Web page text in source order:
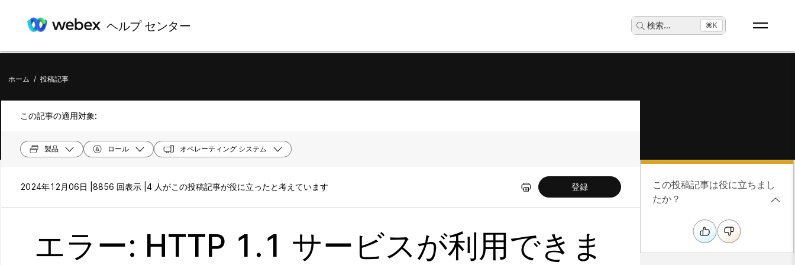
ヘルプ センター 検索... ⌘K
ホーム / 投稿記事
この記事の適用対象:
製品 ロール オペレーティング システム
2024年12月06日 | 8856 回表示 | 4 人がこの投稿記事が役に立ったと考えています 登録
エラー: HTTP 1.1 サービスが利用できま
この投稿記事は役に立ちまし
たか？